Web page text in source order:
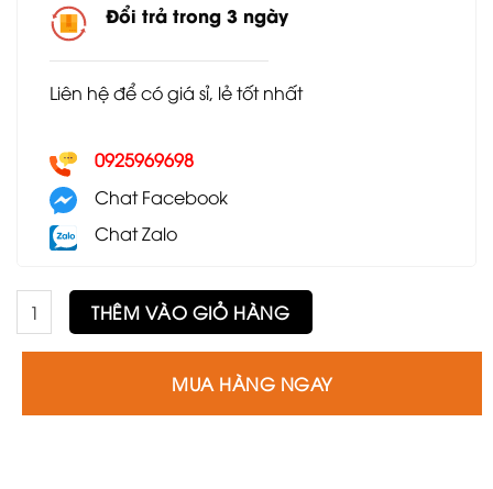
Đổi trả trong 3 ngày
Liên hệ để có giá sỉ, lẻ tốt nhất
0925969698
Chat Facebook
Chat Zalo
Ghế Shelton số lượng
THÊM VÀO GIỎ HÀNG
MUA HÀNG NGAY